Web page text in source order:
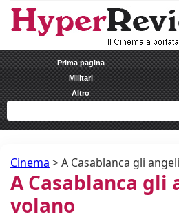
Prima pagina
Militari
Altro
Cinema >A Casablanca gli
A Casablanca gli
volano